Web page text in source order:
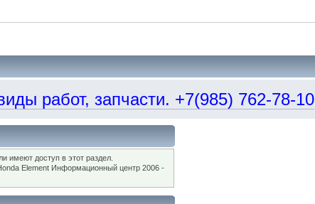
работ, запчасти. +7(985) 762-78-10
имеют доступ в этот раздел.
Element Информационный центр 2006 -